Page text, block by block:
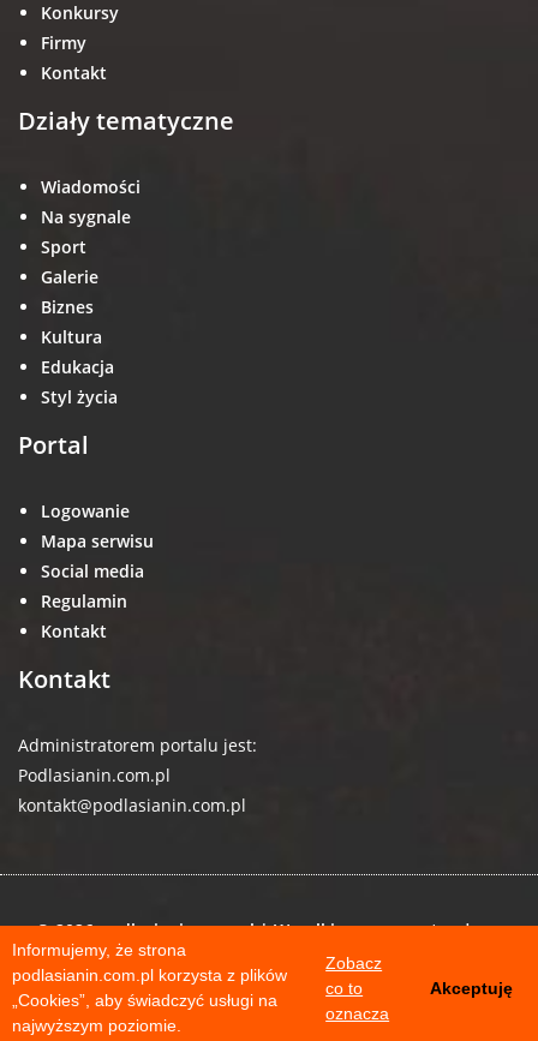
Informujemy, że strona
podlasianin.com.pl korzysta z plików
„Cookies”, aby świadczyć usługi na
najwyższym poziomie.
Zobacz
co to
oznacza
Akceptuję
Konkursy
Firmy
Kontakt
Działy tematyczne
Wiadomości
Na sygnale
Sport
Galerie
Biznes
Kultura
Edukacja
Styl życia
Portal
Logowanie
Mapa serwisu
Social media
Regulamin
Kontakt
Kontakt
Administratorem portalu jest:
Podlasianin.com.pl
kontakt@podlasianin.com.pl
© 2026 podlasianin.com.pl | Wszelkie prawa zastrzeżone